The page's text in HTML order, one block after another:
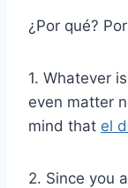
¿Por qué?
1. Whatever
even matter
mind that el
2. Since you